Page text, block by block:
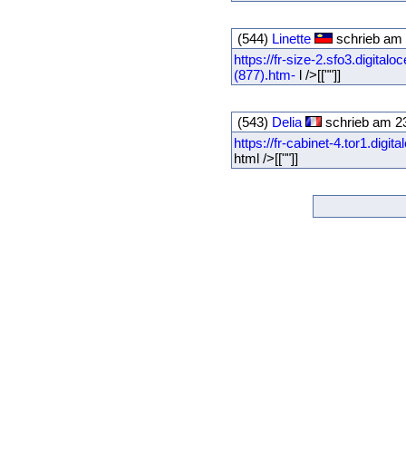
(544) Linette
schrieb
https://fr-size-
(877).htm- l />[[""]]
(543) Delia
schrieb am
https://fr-cabinet-
html />[[""]]